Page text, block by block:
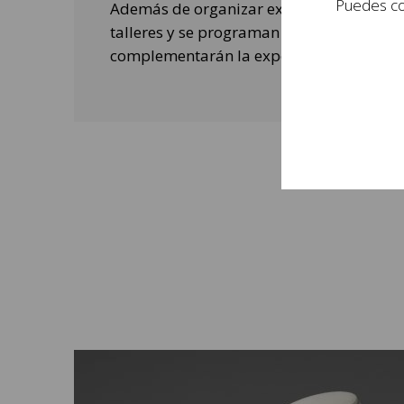
Además de organizar exposiciones, se
talleres y se programan actividades de
complementarán la experiencia de las
Puedes